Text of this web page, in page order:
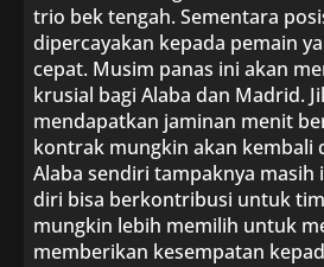
trio bek tengah. Sementara
dipercayakan kepada pemain
cepat. Musim panas ini akan
krusial bagi Alaba dan Madrid.
mendapatkan jaminan menit
kontrak mungkin akan kembali
Alaba sendiri tampaknya
diri bisa berkontribusi untuk
mungkin lebih memilih untuk
memberikan kesempatan